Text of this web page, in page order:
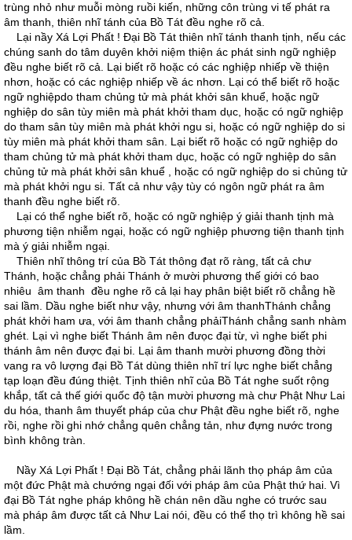
trùng nhỏ như muỗi mòng ruồi kiến, những côn trùng vi tế phát ra
âm thanh, thiên nhĩ tánh của Bồ Tát đều nghe rõ cả.
Lại nầy Xá Lợi Phất ! Ðại Bồ Tát thiên nhĩ tánh thanh tịnh, nếu các
chúng sanh do tâm duyên khởi niệm thiện ác phát sinh ngữ nghiệp
đều nghe biết rõ cả. Lại biết rõ hoặc có các nghiệp nhiếp về thiện
nhơn, hoặc có các nghiệp nhiếp về ác nhơn. Lại có thể biết rõ hoặc
ngữ nghiệpdo tham chủng tử mà phát khởi sân khuể, hoặc ngữ
nghiệp do sân tùy miên mà phát khởi tham dục, hoặc có ngữ nghiệp
do tham sân tùy miên mà phát khởi ngu si, hoặc có ngữ nghiệp do si
tùy miên mà phát khởi tham sân. Lại biết rõ hoặc có ngữ nghiệp do
tham chủng tử mà phát khởi tham dục, hoặc có ngữ nghiệp do sân
chủng tử mà phát khởi sân khuể , hoặc có ngữ nghiệp do si chủng tử
mà phát khởi ngu si. Tất cả như vậy tùy có ngôn ngữ phát ra âm
thanh đều nghe biết rõ.
Lại có thể nghe biết rõ, hoặc có ngữ nghiệp ý giải thanh tịnh mà
phương tiện nhiễm ngại, hoặc có ngữ nghiệp phương tiện thanh tịnh
mà ý giải nhiễm ngại.
Thiên nhĩ thông trí của Bồ Tát thông đạt rõ ràng, tất cả chư
Thánh, hoặc chẳng phải Thánh ở mười phương thế giới có bao
nhiêu âm thanh đều nghe rõ cả lại hay phân biệt biết rõ chẳng hề
sai lầm. Dầu nghe biết như vậy, nhưng với âm thanhThánh chẳng
phát khởi ham ưa, với âm thanh chẳng phảiThánh chẳng sanh nhàm
ghét. Lại vì nghe biết Thánh âm nên đưọc đại từ, vì nghe biết phi
thánh âm nên được đại bi. Lại âm thanh mười phương đồng thời
vang ra vô lượng đại Bồ Tát dùng thiên nhĩ trí lực nghe biết chẳng
tạp loạn đều đúng thiệt. Tịnh thiên nhĩ của Bồ Tát nghe suốt rộng
khắp, tất cả thế giới quốc độ tận mười phương mà chư Phật Như Lai
du hóa, thanh âm thuyết pháp của chư Phật đều nghe biết rõ, nghe
rồi, nghe rồi ghi nhớ chẳng quên chẳng tản, như đựng nước trong
bình không tràn.
Nầy Xá Lợi Phất ! Ðại Bồ Tát, chẳng phải lãnh thọ pháp âm của
một đức Phật mà chướng ngại đối với pháp âm của Phật thứ hai. Vì
đại Bồ Tát nghe pháp không hề chán nên dầu nghe có trước sau
mà pháp âm được tất cả Như Lai nói, đều có thể thọ trì không hề sai
lầm.